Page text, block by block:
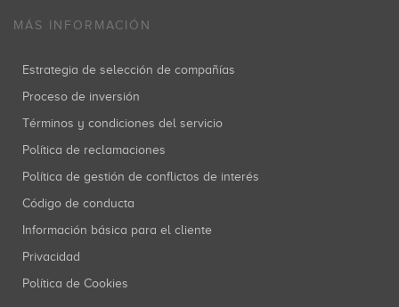
MÁS INFORMACIÓN
Estrategia de selección de compañías
Proceso de inversión
Términos y condiciones del servicio
Política de reclamaciones
Política de gestión de conflictos de interés
Código de conducta
Información básica para el cliente
Privacidad
Política de Cookies